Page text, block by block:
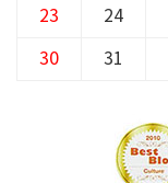
23 24
30 31